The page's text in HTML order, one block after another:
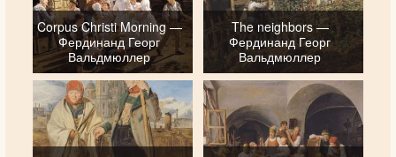
Corpus Christi Morning —
Фердинанд Георг
Вальдмюллер
The neighbors —
Фердинанд Георг
Вальдмюллер